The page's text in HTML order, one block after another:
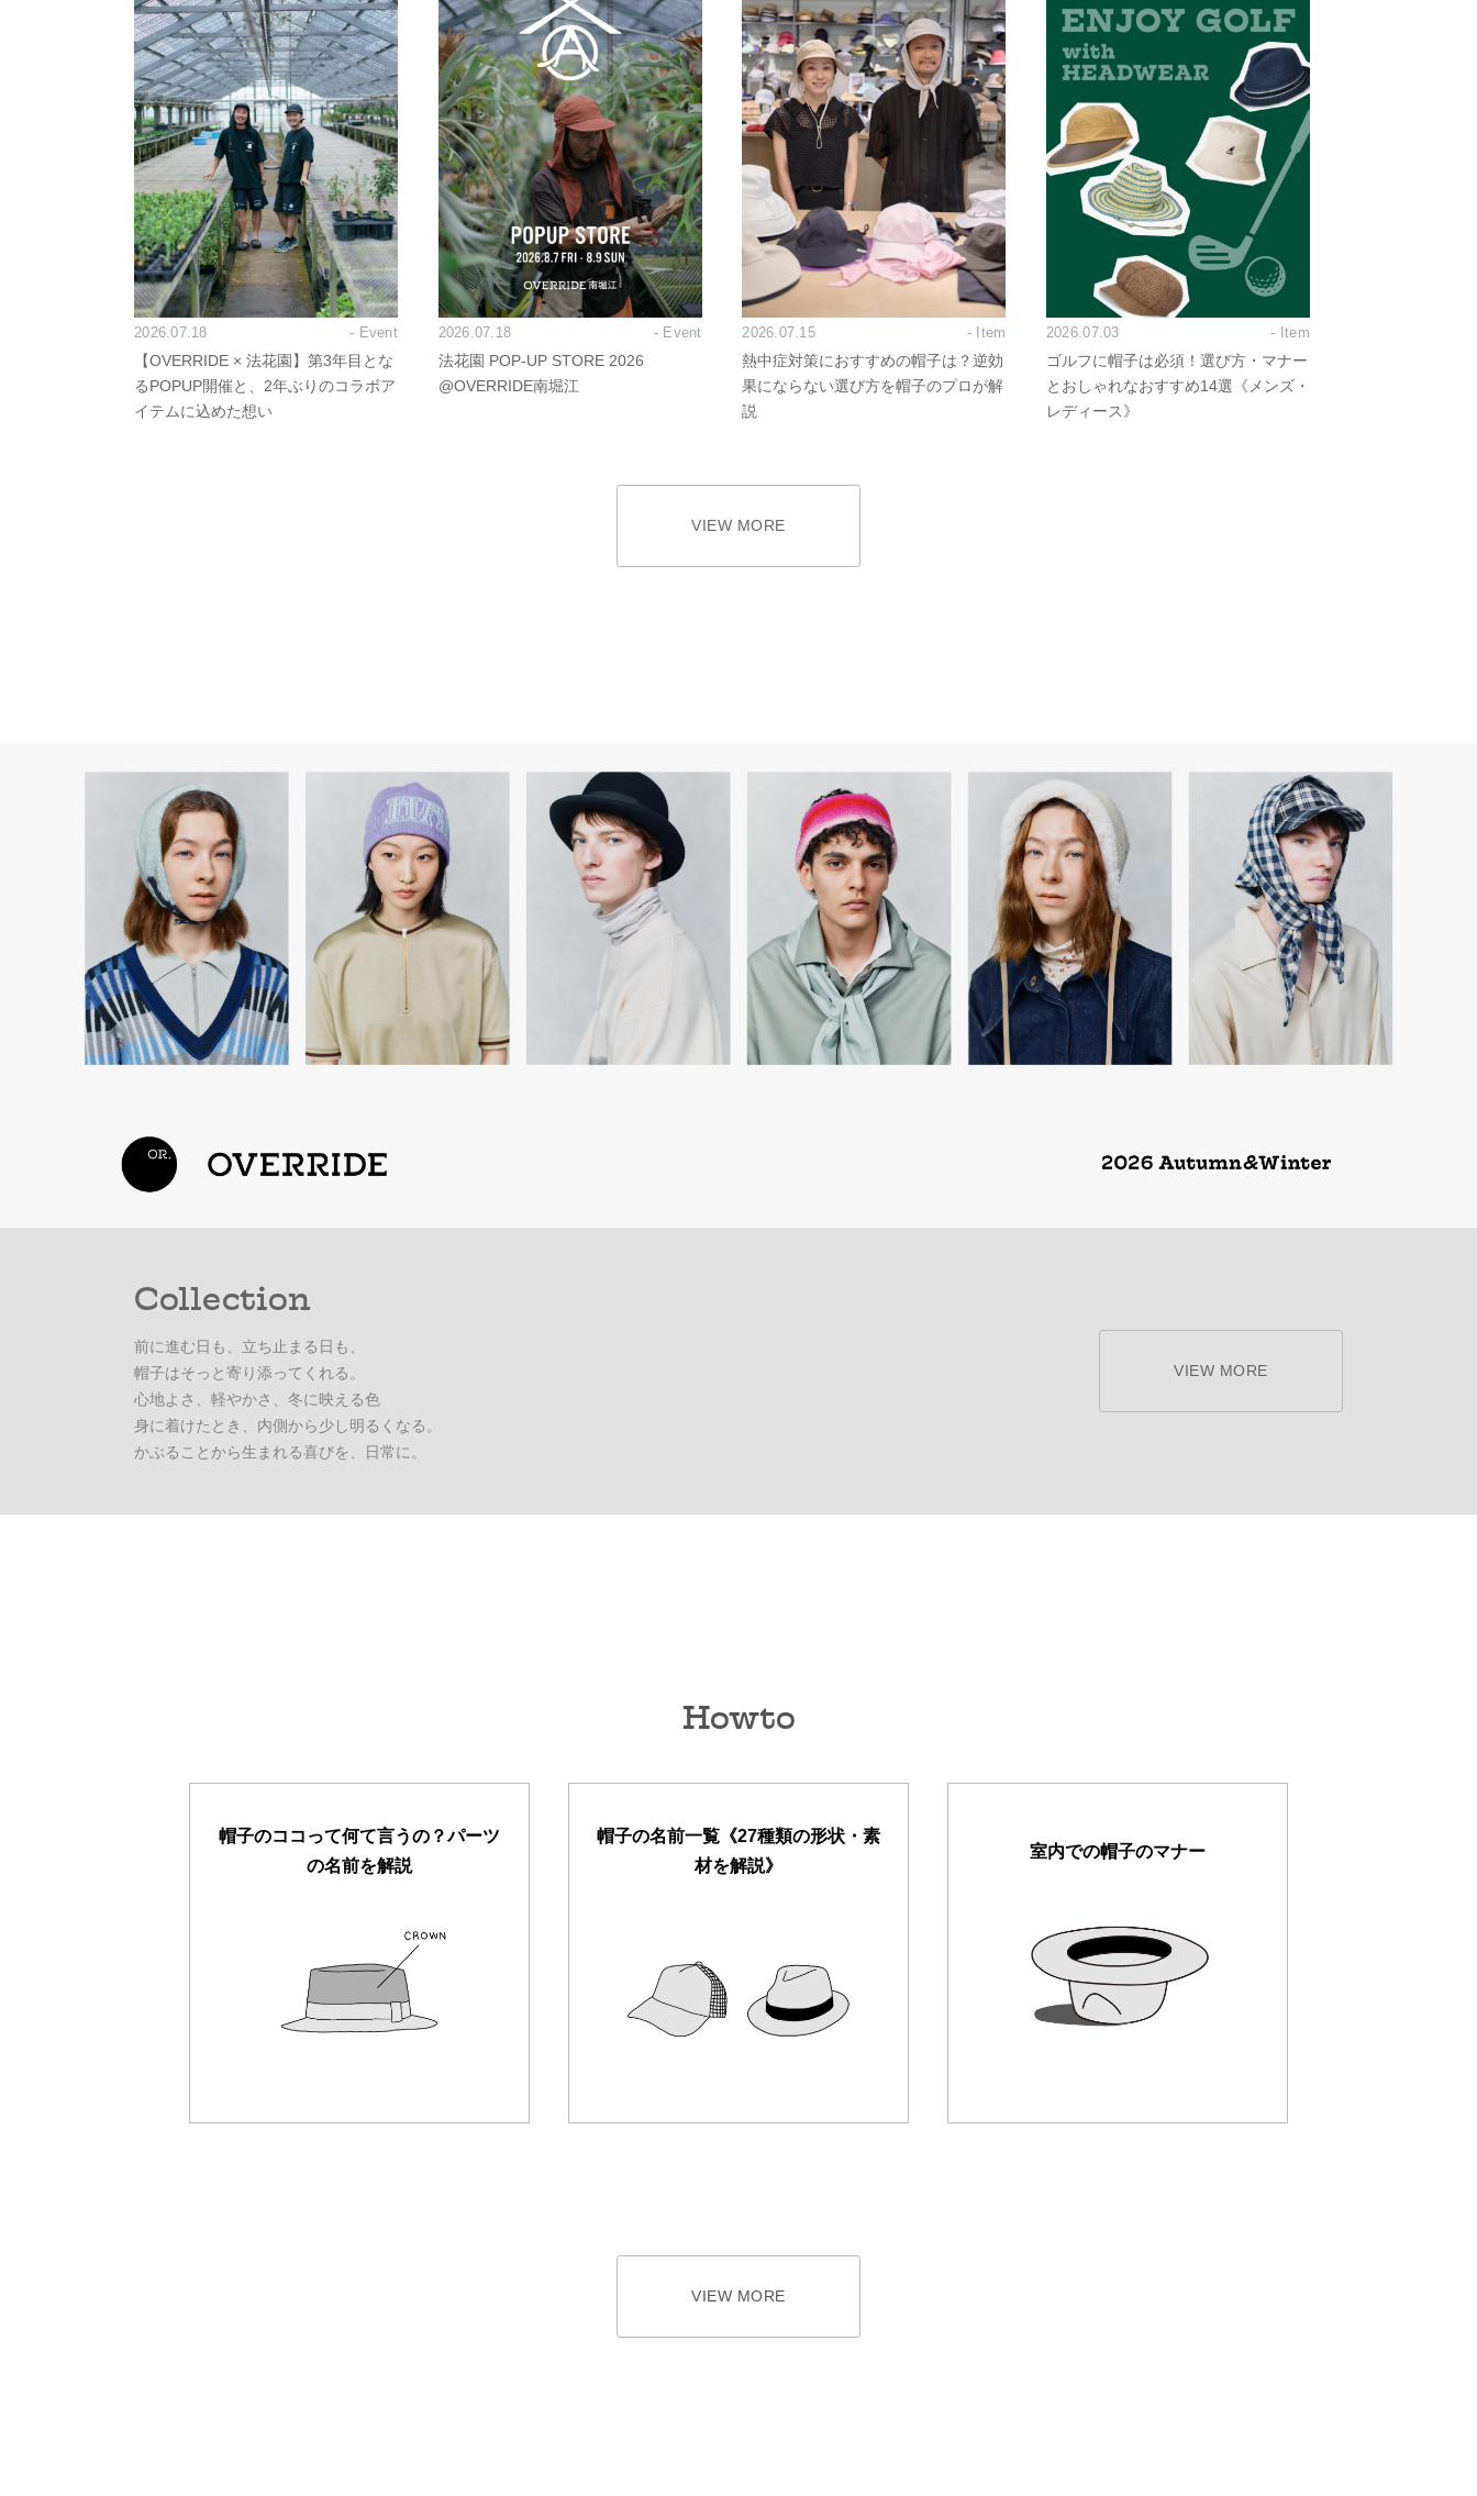
2026.07.18 - Event
【OVERRIDE × 法花園】第3年目とな
るPOPUP開催と、2年ぶりのコラボア
イテムに込めた想い
2026.07.18 - Event
法花園 POP-UP STORE 2026
@OVERRIDE南堀江
2026.07.15 - Item
熱中症対策におすすめの帽子は？逆効
果にならない選び方を帽子のプロが解
説
2026.07.03 - Item
ゴルフに帽子は必須！選び方・マナー
とおしゃれなおすすめ14選《メンズ・
レディース》
VIEW MORE
Collection
前に進む日も、立ち止まる日も、
帽子はそっと寄り添ってくれる。
心地よさ、軽やかさ、冬に映える色
身に着けたとき、内側から少し明るくなる。
かぶることから生まれる喜びを、日常に。
VIEW MORE
Howto
帽子のココって何て言うの？パーツ
の名前を解説
帽子の名前一覧《27種類の形状・素
材を解説》
室内での帽子のマナー
VIEW MORE